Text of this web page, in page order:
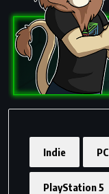
Indie PC
PlayStation 5